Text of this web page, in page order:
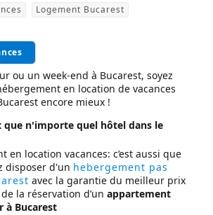
Logement Bucarest
ou un week-end à Bucarest, soyez
en location de vacances
encore mieux !
que n'importe quel hôtel dans le
en location vacances: c’est aussi que
disposer d'un hebergement pas
avec la garantie du meilleur prix
la réservation d’un appartement
à Bucarest